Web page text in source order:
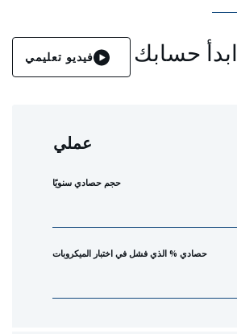
ابدأ حسابك فيديو تعليمي
عملي
حجم حصادي سنويًا
حصادي % الذي فشل في اختبار الميكروبات